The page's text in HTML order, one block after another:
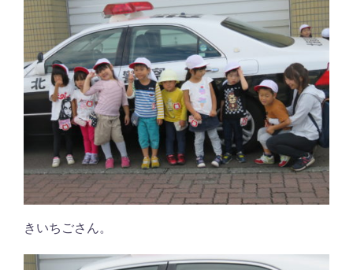
きいちごさん。